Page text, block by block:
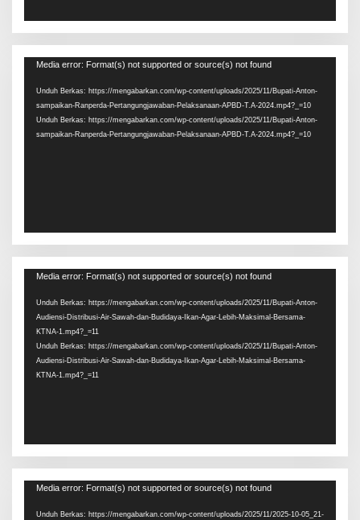
Pemutar
Media error: Format(s) not supported or source(s) not found
Unduh Berkas: https://mengabarkan.com/wp-content/uploads/2025/11/Bupati-Anton-
sampaikan-Ranperda-Pertangungjawaban-Pelaksanaan-APBD-T.A-2024.mp4?_=10
Unduh Berkas: https://mengabarkan.com/wp-content/uploads/2025/11/Bupati-Anton-
sampaikan-Ranperda-Pertangungjawaban-Pelaksanaan-APBD-T.A-2024.mp4?_=10
Pemutar
Media error: Format(s) not supported or source(s) not found
Unduh Berkas: https://mengabarkan.com/wp-content/uploads/2025/11/Bupati-Anton-
Audiensi-Distribusi-Air-Sawah-dan-Budidaya-Ikan-Agar-Lebih-Maksimal-Bersama-
KTNA-1.mp4?_=11
Unduh Berkas: https://mengabarkan.com/wp-content/uploads/2025/11/Bupati-Anton-
Audiensi-Distribusi-Air-Sawah-dan-Budidaya-Ikan-Agar-Lebih-Maksimal-Bersama-
KTNA-1.mp4?_=11
Pemutar
Media error: Format(s) not supported or source(s) not found
Unduh Berkas: https://mengabarkan.com/wp-content/uploads/2025/11/2025-10-05_21-